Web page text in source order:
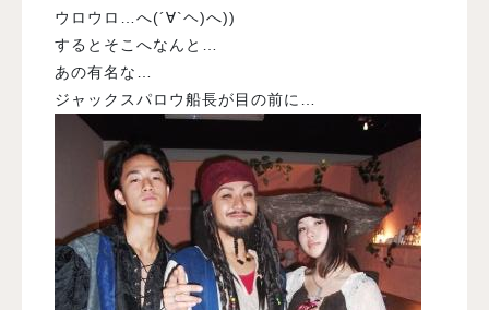
ウロウロ…へ(´∀`ヘ)へ))
するとそこへなんと…
あの有名な…
ジャックスパロウ船長が目の前に…